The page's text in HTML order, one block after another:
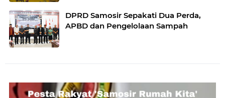
DPRD Samosir Sepakati Dua Perda,
APBD dan Pengelolaan Sampah